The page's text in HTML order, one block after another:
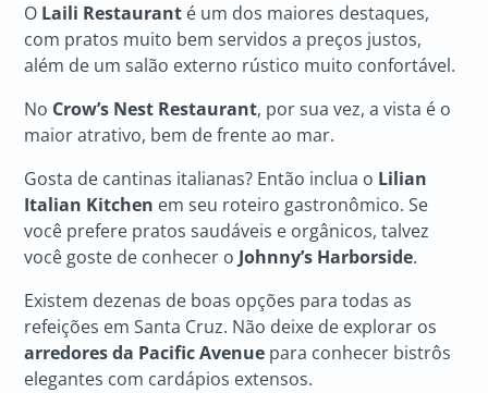
O Laili Restaurant é um dos maiores destaques,
com pratos muito bem servidos a preços justos,
além de um salão externo rústico muito confortável.
No Crow’s Nest Restaurant, por sua vez, a vista é o
maior atrativo, bem de frente ao mar.
Gosta de cantinas italianas? Então inclua o Lilian
Italian Kitchen em seu roteiro gastronômico. Se
você prefere pratos saudáveis e orgânicos, talvez
você goste de conhecer oJohnny’s Harborside.
Existem dezenas de boas opções para todas as
refeições em Santa Cruz. Não deixe de explorar os
arredores da Pacific Avenue para conhecer bistrôs
elegantes com cardápios extensos.